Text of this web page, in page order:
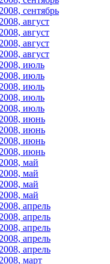
сентябрь
август
август
август
август
июль
июль
июль
июль
июль
июнь
июнь
июнь
июнь
май
май
май
май
апрель
апрель
апрель
апрель
апрель
март